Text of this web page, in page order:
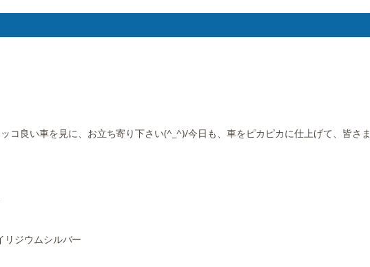
コ良い車を見に、お立ち寄り下さい(^_^)/今日も、車をピカピカに仕上げて、皆さま
リジウムシルバー